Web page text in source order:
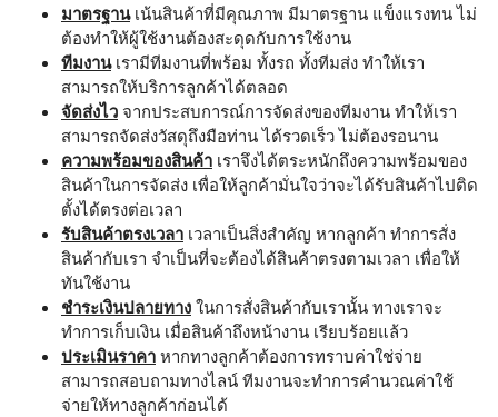
มาตรฐานเน้นสินค้าที่มีคุณภาพ มีมาตรฐาน แข็งแรงทน ไม่
ต้องทำให้ผู้ใช้งานต้องสะดุดกับการใช้งาน
ทีมงานเรามีทีมงานที่พร้อม ทั้งรถ ทั้งทีมส่ง ทำให้เรา
สามารถให้บริการลูกค้าได้ตลอด
จัดส่งไว จากประสบการณ์การจัดส่งของทีมงาน ทำให้เรา
สามารถจัดส่งวัสดุถึงมือท่าน ได้รวดเร็ว ไม่ต้องรอนาน
ความพร้อมของสินค้า เราจึงได้ตระหนักถึงความพร้อมของ
สินค้าในการจัดส่ง เพื่อให้ลูกค้ามั่นใจว่าจะได้รับสินค้าไปติด
ตั้งได้ตรงต่อเวลา
รับสินค้าตรงเวลา เวลาเป็นสิ่งสำคัญ หากลูกค้า ทำการสั่ง
สินค้ากับเรา จำเป็นที่จะต้องได้สินค้าตรงตามเวลา เพื่อให้
ทันใช้งาน
ชำระเงินปลายทาง ในการสั่งสินค้ากับเรานั้น ทางเราจะ
ทำการเก็บเงิน เมื่อสินค้าถึงหน้างาน เรียบร้อยแล้ว
ประเมินราคา หากทางลูกค้าต้องการทราบค่าใช่จ่าย
สามารถสอบถามทางไลน์ ทีมงานจะทำการคำนวณค่าใช้
จ่ายให้ทางลูกค้าก่อนได้